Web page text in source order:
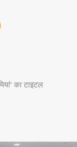
का टाइटल